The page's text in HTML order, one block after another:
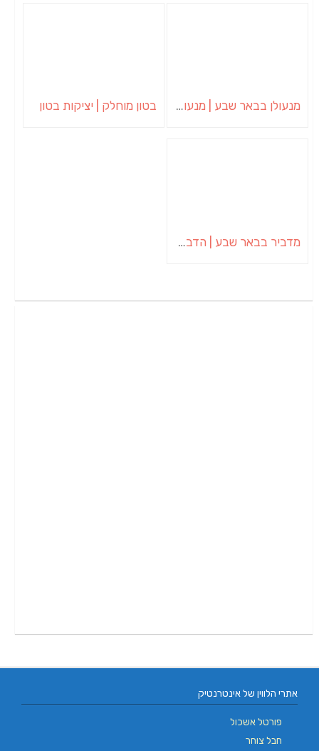
מנעולן בבאר שבע | מנעולן באופקים | ויטלי המנעולן בטון מוחלק | יציקות בטון
מדביר בבאר שבע | הדברה בבאר שבע | יוגב הדברות
אתרי הלווין של אינטרנטיק
פורטל אשכול
חבל צוחר